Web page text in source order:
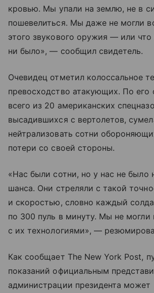
кровью. Мы упали на землю, не в
пошевелиться. Мы даже не могли
этого звукового оружия — или что
ни было», — сообщил свидетель.
Очевидец отметил колоссальное
превосходство атакующих. По его
всего из 20 американских
высадившихся с вертолетов,
нейтрализовать сотни
потери со своей стороны.
«Нас были сотни, но у нас не было
шанса. Они стреляли с такой
и скоростью, словно каждый
по 300 пуль в минуту. Мы не могли
с их технологиями», —
Как сообщает The New York Post,
показаний официальным
администрации президента может